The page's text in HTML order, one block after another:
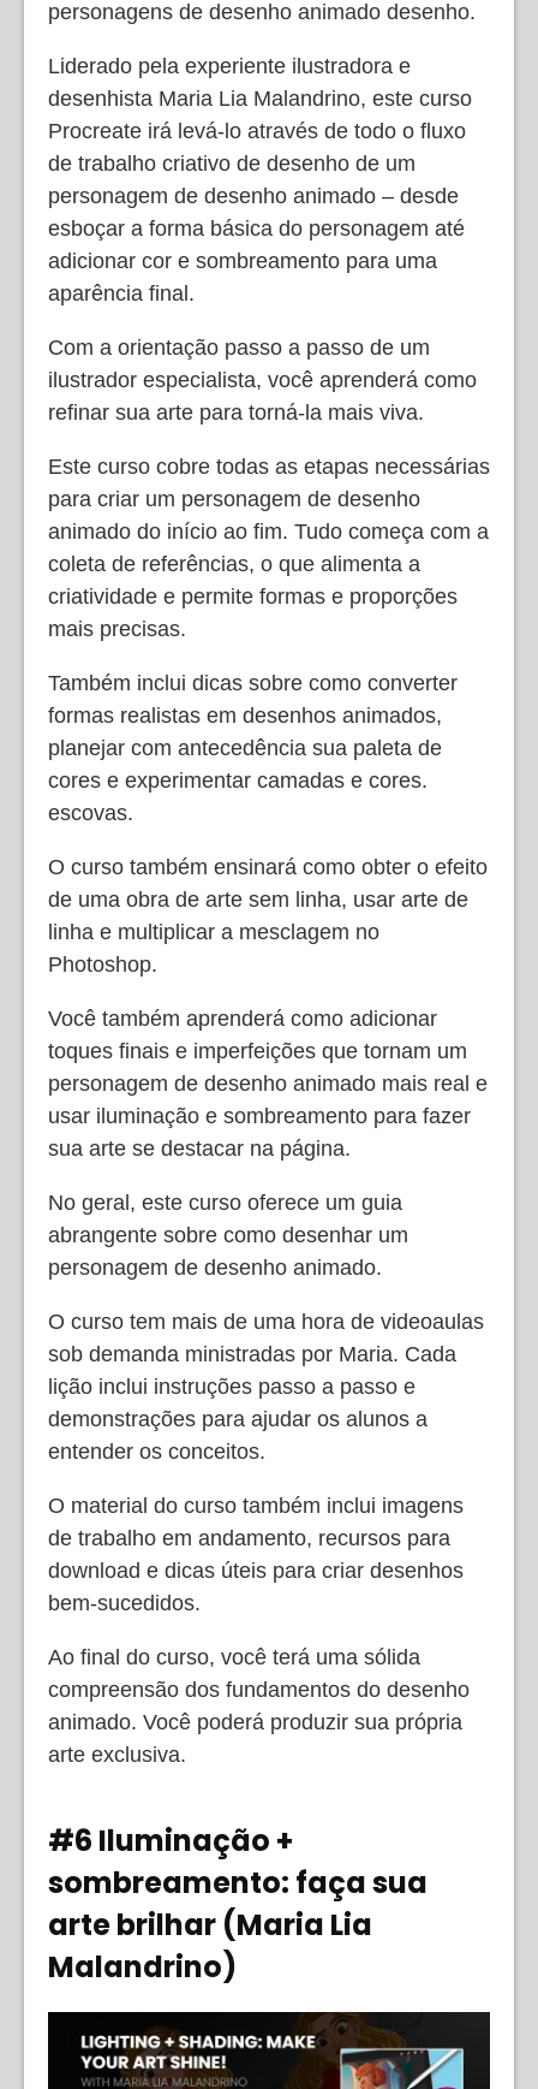
personagens de desenho animado desenho.
Liderado pela experiente ilustradora e
desenhista Maria Lia Malandrino, este curso
Procreate irá levá-lo através de todo o fluxo
de trabalho criativo de desenho de um
personagem de desenho animado – desde
esboçar a forma básica do personagem até
adicionar cor e sombreamento para uma
aparência final.
Com a orientação passo a passo de um
ilustrador especialista, você aprenderá como
refinar sua arte para torná-la mais viva.
Este curso cobre todas as etapas necessárias
para criar um personagem de desenho
animado do início ao fim. Tudo começa com a
coleta de referências, o que alimenta a
criatividade e permite formas e proporções
mais precisas.
Também inclui dicas sobre como converter
formas realistas em desenhos animados,
planejar com antecedência sua paleta de
cores e experimentar camadas e cores.
escovas.
O curso também ensinará como obter o efeito
de uma obra de arte sem linha, usar arte de
linha e multiplicar a mesclagem no
Photoshop.
Você também aprenderá como adicionar
toques finais e imperfeições que tornam um
personagem de desenho animado mais real e
usar iluminação e sombreamento para fazer
sua arte se destacar na página.
No geral, este curso oferece um guia
abrangente sobre como desenhar um
personagem de desenho animado.
O curso tem mais de uma hora de videoaulas
sob demanda ministradas por Maria. Cada
lição inclui instruções passo a passo e
demonstrações para ajudar os alunos a
entender os conceitos.
O material do curso também inclui imagens
de trabalho em andamento, recursos para
download e dicas úteis para criar desenhos
bem-sucedidos.
Ao final do curso, você terá uma sólida
compreensão dos fundamentos do desenho
animado. Você poderá produzir sua própria
arte exclusiva.
#6 Iluminação +
sombreamento: faça sua
arte brilhar (Maria Lia
Malandrino)